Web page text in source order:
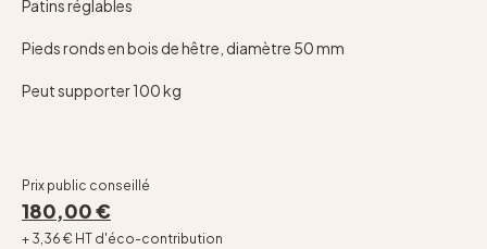
Patins réglables
Pieds ronds en bois de hêtre, diamètre 50 mm
Peut supporter 100 kg
Prix public conseillé
180,00 €
+ 3,36 € HT d'éco-contribution